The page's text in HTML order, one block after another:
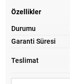
Özellikler
Durumu
Garanti Süresi
Teslimat